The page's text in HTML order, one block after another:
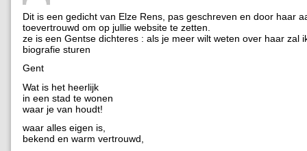
Dit is een gedicht van Elze Rens, pas geschreven en door haar
toevertrouwd om op jullie website te zetten.
ze is een Gentse dichteres : als je meer wilt weten over haar zal
biografie sturen
Gent
Wat is het heerlijk
in een stad te wonen
waar je van houdt!
waar alles eigen is,
bekend en warm vertrouwd,